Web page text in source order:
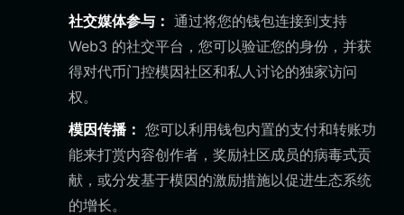
社交媒体参与： 通过将您的钱包连接到支持
Web3 的社交平台，您可以验证您的身份，并获
得对代币门控模因社区和私人讨论的独家访问
权。
模因传播： 您可以利用钱包内置的支付和转账功
能来打赏内容创作者，奖励社区成员的病毒式贡
献，或分发基于模因的激励措施以促进生态系统
的增长。